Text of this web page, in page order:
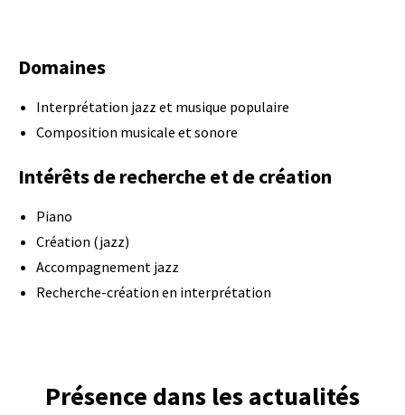
Domaines
Interprétation jazz et musique populaire
Composition musicale et sonore
Intérêts de recherche et de création
Piano
Création (jazz)
Accompagnement jazz
Recherche-création en interprétation
Présence dans les actualités